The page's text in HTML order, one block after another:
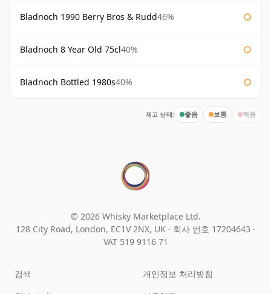
Bladnoch 1990 Berry Bros & Rudd46%
Bladnoch 8 Year Old 75cl40%
Bladnoch Bottled 1980s40%
재고 상태: 좋음 보통 적음
© 2026 Whisky Marketplace Ltd.
128 City Road, London, EC1V 2NX, UK · 회사 번호 17204643 ·
VAT 519 9116 71
검색
개인정보 처리방침